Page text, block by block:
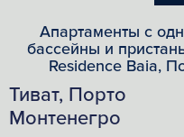
Апартаменты с
бассейны и
Residence Baia,
Тиват, Порто
Монтенегро